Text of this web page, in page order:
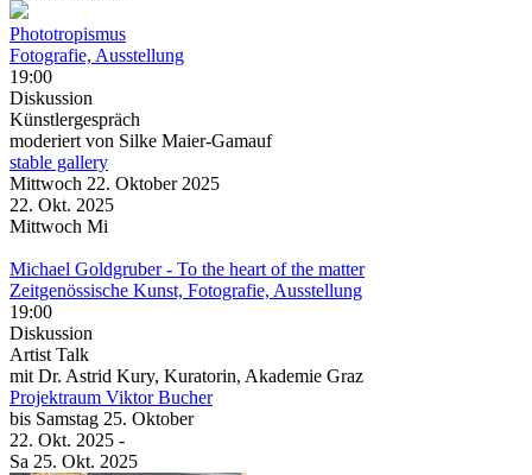
Phototropismus
Fotografie, Ausstellung
19:00
Diskussion
Künstlergespräch
moderiert von Silke Maier-Gamauf
stable gallery
Mittwoch 22. Oktober 2025
22. Okt. 2025
Mittwoch Mi
Michael Goldgruber- To the heart of the matter
Zeitgenössische Kunst, Fotografie, Ausstellung
19:00
Diskussion
Artist Talk
mit Dr. Astrid Kury, Kuratorin, Akademie Graz
Projektraum Viktor Bucher
bis Samstag 25. Oktober
22. Okt. 2025 -
Sa 25. Okt. 2025